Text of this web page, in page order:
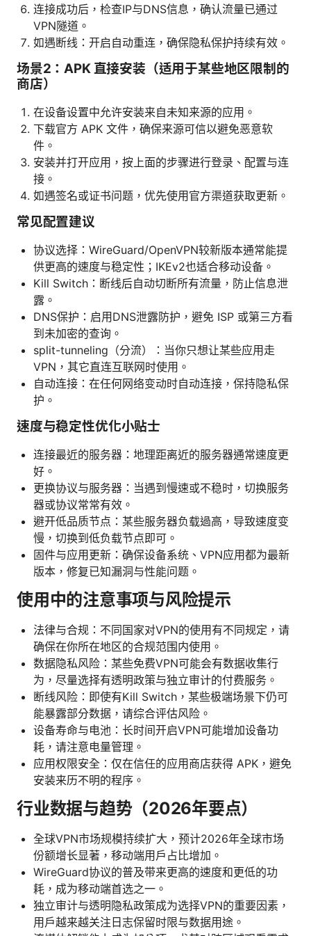
连接成功后，检查IP与DNS信息，确认流量已通过
VPN隧道。
如遇断线：开启自动重连，确保隐私保护持续有效。
场景2：APK 直接安装（适用于某些地区限制的
商店）
在设备设置中允许安装来自未知来源的应用。
下载官方 APK 文件，确保来源可信以避免恶意软
件。
安装并打开应用，按上面的步骤进行登录、配置与连
接。
如遇签名或证书问题，优先使用官方渠道获取更新。
常见配置建议
协议选择：WireGuard/OpenVPN较新版本通常能提
供更高的速度与稳定性；IKEv2也适合移动设备。
Kill Switch：断线后自动切断所有流量，防止信息泄
露。
DNS保护：启用DNS泄露防护，避免 ISP 或第三方看
到未加密的查询。
split-tunneling（分流）：当你只想让某些应用走
VPN，其它直连互联网时使用。
自动连接：在任何网络变动时自动连接，保持隐私保
护。
速度与稳定性优化小贴士
连接最近的服务器：地理距离近的服务器通常速度更
好。
更换协议与服务器：当遇到慢速或不稳时，切换服务
器或协议常常有效。
避开低品质节点：某些服务器负载過高，导致速度变
慢，切换到低负载节点即可。
固件与应用更新：确保设备系统、VPN应用都为最新
版本，修复已知漏洞与性能问题。
使用中的注意事项与风险提示
法律与合规：不同国家对VPN的使用有不同规定，请
确保在你所在地区的合规范围内使用。
数据隐私风险：某些免费VPN可能会有数据收集行
为，尽量选择有透明政策与独立审计的付费服务。
断线风险：即使有Kill Switch，某些极端场景下仍可
能暴露部分数据，请综合评估风险。
设备寿命与电池：长时间开启VPN可能增加设备功
耗，请注意电量管理。
应用权限安全：仅在信任的应用商店获得 APK，避免
安装来历不明的程序。
行业数据与趋势（2026年要点）
全球VPN市场规模持续扩大，预计2026年全球市场
份额增长显著，移动端用户占比增加。
WireGuard协议的普及带来更高的速度和更低的功
耗，成为移动端首选之一。
独立审计与透明隐私政策成为选择VPN的重要因素，
用户越来越关注日志保留时限与数据用途。